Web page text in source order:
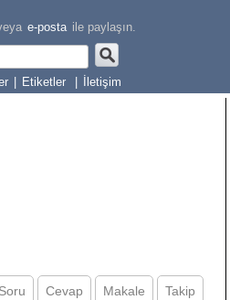
e-posta ile paylaşın.
Etiketler İletişim
Soru Cevap Makale Takip